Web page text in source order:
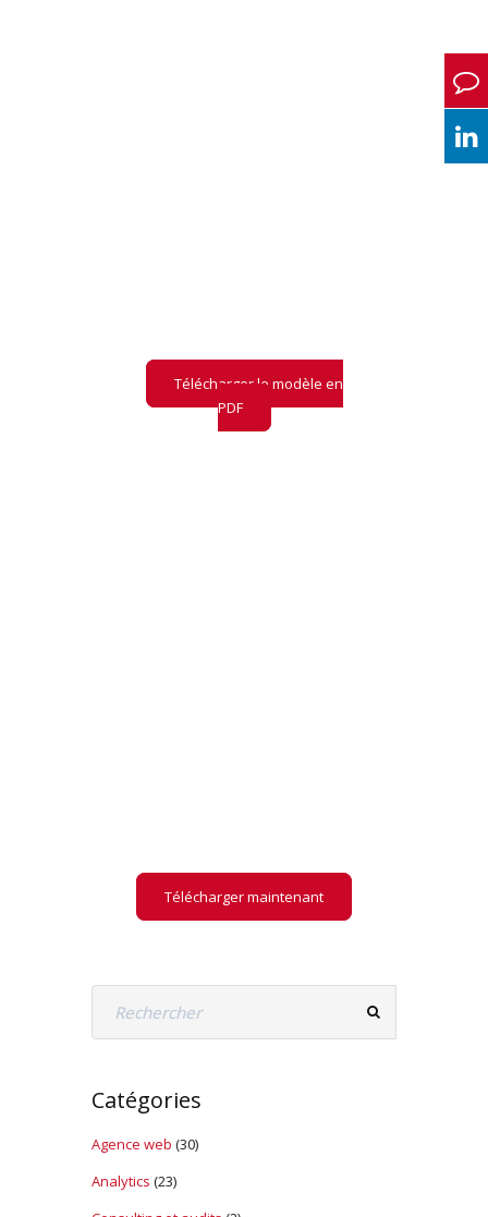
Télécharger le modèle en
PDF
Télécharger maintenant
Catégories
Agence web (30)
Analytics (23)